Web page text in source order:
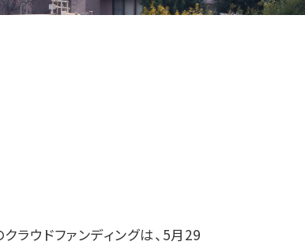
クラウドファンディングは、5月29